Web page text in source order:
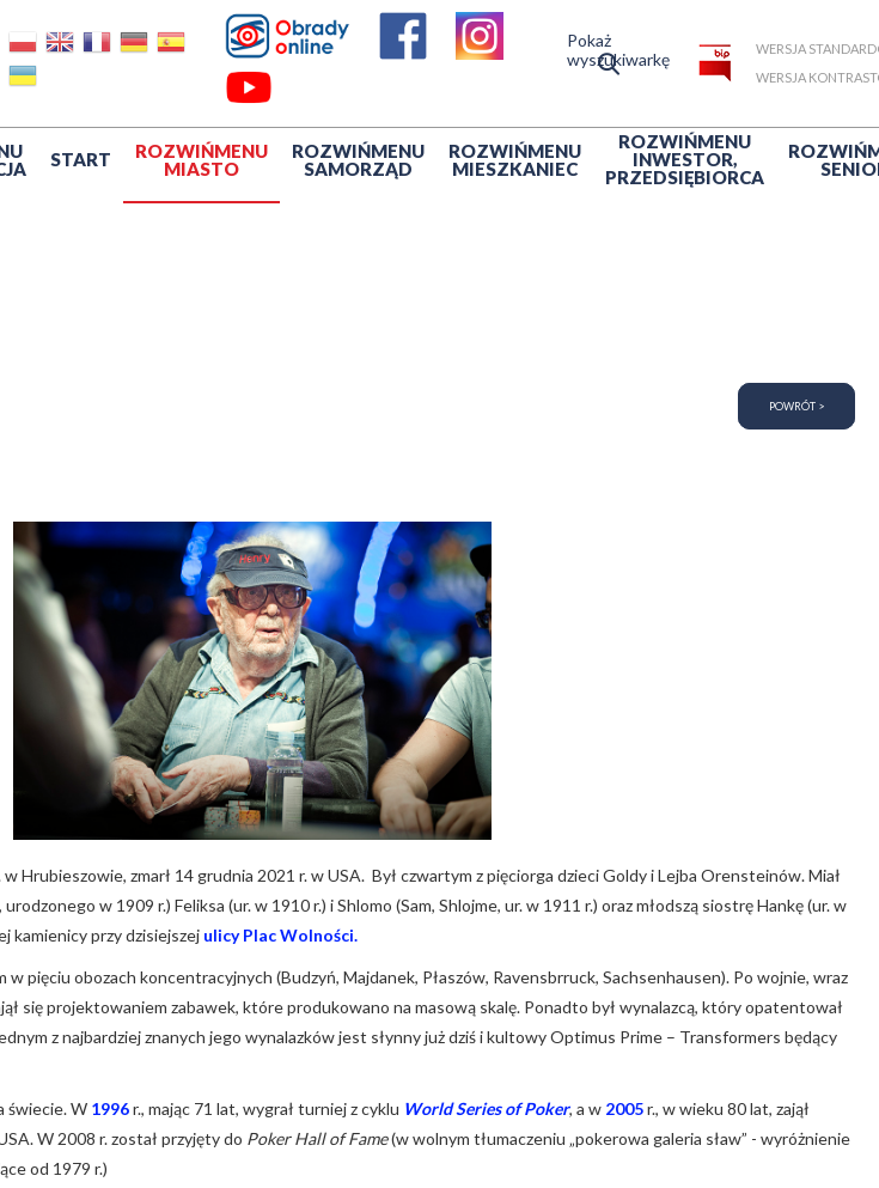
Pokaż
wyszukiwarkę
WERSJA
WERSJA
START ROZWIŃMENU
MIASTO
ROZWIŃMENU
SAMORZĄD
ROZWIŃMENU
MIESZKANIEC
ROZWIŃMENU
INWESTOR,
PRZEDSIĘBIORCA
ROZWIŃ
POWRÓT >
Hrubieszowie, zmarł 14 grudnia 2021 r. w USA. Był czwartym z pięciorga dzieci Goldy i Lejba Orensteinów. Miał
w 1909 r.) Feliksa (ur. w 1910 r.) i Shlomo (Sam, Shlojme, ur. w 1911 r.) oraz młodszą siostrę Hankę (ur. w
kamienicy przy dzisiejszej ulicy Plac Wolności.
pięciu obozach koncentracyjnych (Budzyń, Majdanek, Płaszów, Ravensbrruck, Sachsenhausen). Po wojnie, wraz
się projektowaniem zabawek, które produkowano na masową skalę. Ponadto był wynalazcą, który opatentował
z najbardziej znanych jego wynalazków jest słynny już dziś i kultowy Optimus Prime – Transformers będący
świecie. W 1996r., mając 71 lat, wygrał turniej z cyklu World Series of Poker, a w 2005r., w wieku 80 lat, zajął
W 2008 r. został przyjęty do Poker Hall of Fame(w wolnym tłumaczeniu „pokerowa galeria sław” - wyróżnienie
od 1979 r.)